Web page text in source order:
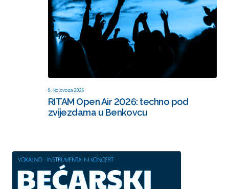
8. kolovoza 2026
RITAM Open Air 2026: techno pod
zvijezdama u Benkovcu